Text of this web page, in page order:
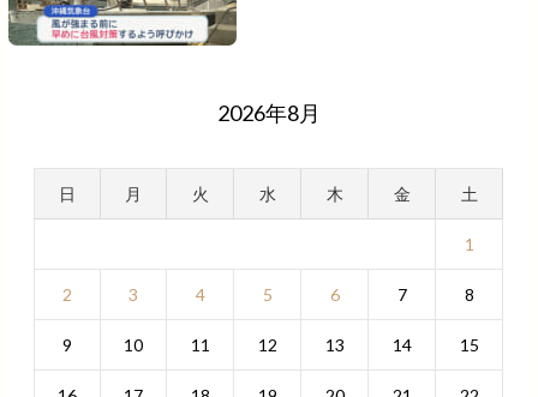
2026年8月
日 月 火 水 木 金 土
1
2 3 4 5 6 7 8
9 10 11 12 13 14 15